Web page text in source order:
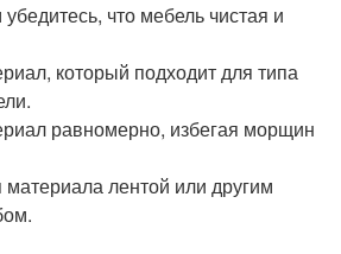
что мебель чистая и
который подходит для типа
равномерно, избегая морщин
материала лентой или другим